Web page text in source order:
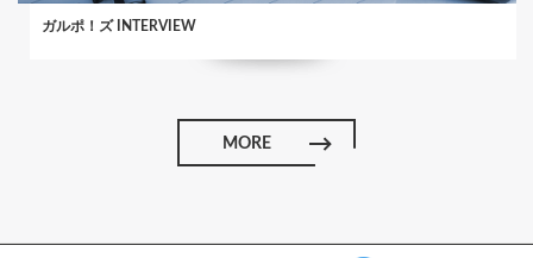
ガルポ！ズ INTERVIEW
MORE